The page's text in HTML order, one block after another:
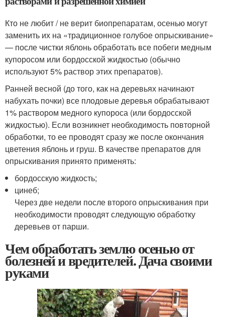
Кто не любит / не верит биопрепаратам, осенью могут
заменить их на «традиционное голубое опрыскивание»
— после чистки яблонь обработать все побеги медным
купоросом или бордосской жидкостью (обычно
используют 5% раствор этих препаратов).
Ранней весной (до того, как на деревьях начинают
набухать почки) все плодовые деревья обрабатывают
1% раствором медного купороса (или бордосской
жидкостью). Если возникнет необходимость повторной
обработки, то ее проводят сразу же после окончания
цветения яблонь и груш. В качестве препаратов для
опрыскивания принято применять:
бордосскую жидкость;
цинеб;
Через две недели после второго опрыскивания при
необходимости проводят следующую обработку
деревьев от парши.
Чем обработать землю осенью от
болезней и вредителей. Дача своими
руками